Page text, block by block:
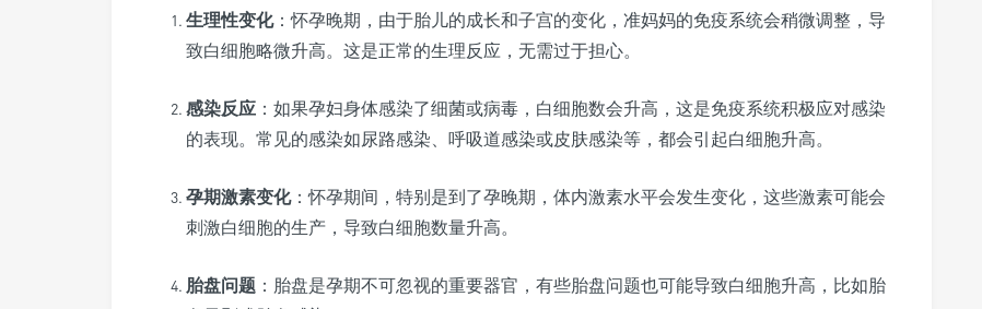
生理性变化：怀孕晚期，由于胎儿的成长和子宫的变化，准妈妈的免疫系统会稍微调整，导
致白细胞略微升高。这是正常的生理反应，无需过于担心。
感染反应 ：如果孕妇身体感染了细菌或病毒，白细胞数会升高，这是免疫系统积极应对感染
的表现。常见的感染如尿路感染、呼吸道感染或皮肤感染等，都会引起白细胞升高。
孕期激素变化：怀孕期间，特别是到了孕晚期，体内激素水平会发生变化，这些激素可能会
刺激白细胞的生产，导致白细胞数量升高。
胎盘问题 ：胎盘是孕期不可忽视的重要器官，有些胎盘问题也可能导致白细胞升高，比如胎